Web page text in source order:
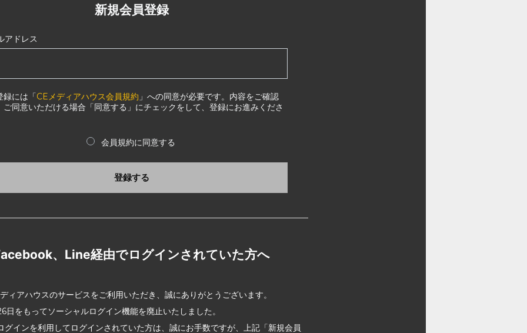
新規会員登録
アドレス
録には「CEメディアハウス会員規約 」への同意が必要です。内容をご確認
ご同意いただける場合「同意する」にチェックをして、登録にお進みくださ
会員規約に同意する
登録する
、Line経由でログインされていた方へ
ィアハウスのサービスをご利用いただき、誠にありがとうございます。
日をもってソーシャルログイン機能を廃止いたしました。
グインを利用してログインされていた方は、誠にお手数ですが、上記「新規会員